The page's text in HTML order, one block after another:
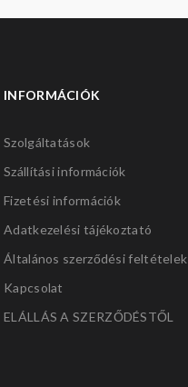
INFORMÁCIÓK
Szolgáltatások
Szállítási információk
Fizetési információk
Adatkezelési tájékoztató
Általános szerződési feltételek
Kapcsolat
ELÁLLÁS A SZERZŐDÉSTŐL